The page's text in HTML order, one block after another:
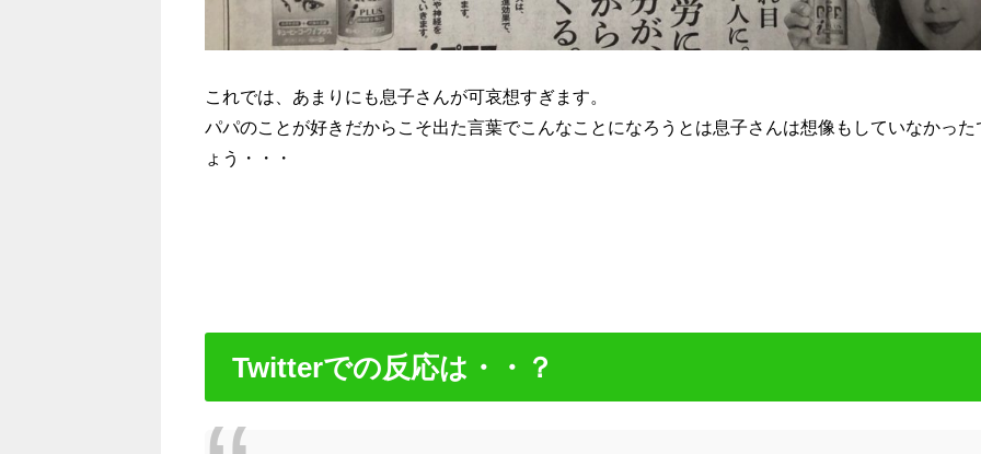
これでは、あまりにも息子さんが可哀想すぎます。
パパのことが好きだからこそ出た言葉でこんなことになろうとは息子さんは想像もしていなかった
ょう・・・
Twitterでの反応は・・？